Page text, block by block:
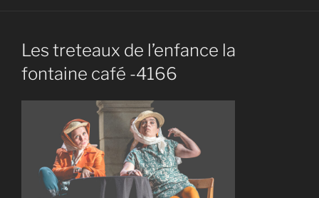
Les treteaux de l’enfance la
fontaine café -4166